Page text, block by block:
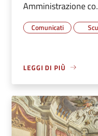
Amministrazione
Comunicati
LEGGI DI PIÙ